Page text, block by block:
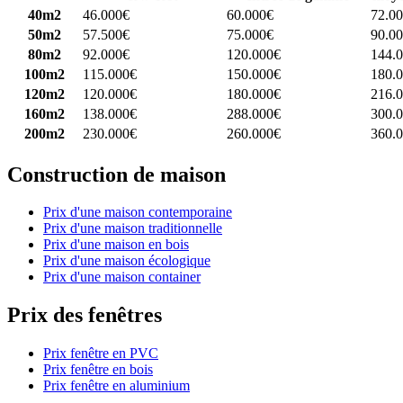
40m2
46.000€ 60.000€
50m2
57.500€ 75.000€
80m2
92.000€ 120.000€
100m2
115.000€ 150.000€
120m2
120.000€ 180.000€
160m2
138.000€ 288.000€
200m2
230.000€ 260.000€
Construction de maison
Prix d'une maison contemporaine
Prix d'une maison traditionnelle
Prix d'une maison en bois
Prix d'une maison écologique
Prix d'une maison container
Prix des fenêtres
Prix fenêtre en PVC
Prix fenêtre en bois
Prix fenêtre en aluminium